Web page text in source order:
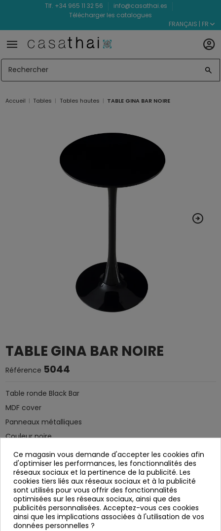
Tlf. +34 965 11 32 56
info@casathai.es
Télécharger les catalogues
FRANÇAIS | FR
Accueil Tables Tables hautes TABLE GINA BAR NOIRE
TABLE GINA BAR NOIRE
Référence 5044
Table ronde Black Bar
MDF cover
Panneaux métalliques
Couleur noire
Ça sert à démanteler.
Diamètre: 60 cm
Hauteur: 100 cm
Ce magasin vous demande d'accepter les cookies afin
d'optimiser les performances, les fonctionnalités des
réseaux sociaux et la pertinence de la publicité. Les
cookies tiers liés aux réseaux sociaux et à la publicité
sont utilisés pour vous offrir des fonctionnalités
optimisées sur les réseaux sociaux, ainsi que des
publicités personnalisées. Acceptez-vous ces cookies
ainsi que les implications associées à l'utilisation de vos
données personnelles ?